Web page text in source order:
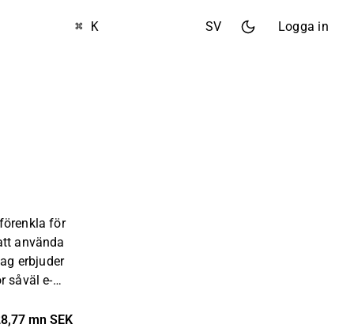
⌘ K SV Logga in
för
använda
erbjuder
såväl e-
mn SEK